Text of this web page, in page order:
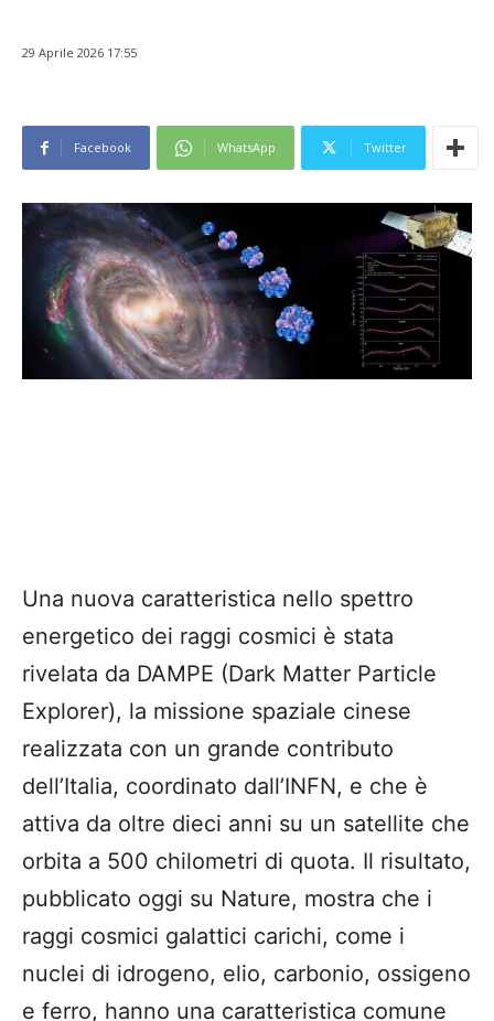
29 Aprile 2026 17:55
Facebook WhatsApp Twitter
Una nuova caratteristica nello spettro
energetico dei raggi cosmici è stata
rivelata da DAMPE (Dark Matter Particle
Explorer), la missione spaziale cinese
realizzata con un grande contributo
dell’Italia, coordinato dall’INFN, e che è
attiva da oltre dieci anni su un satellite che
orbita a 500 chilometri di quota. Il risultato,
pubblicato oggi su Nature, mostra che i
raggi cosmici galattici carichi, come i
nuclei di idrogeno, elio, carbonio, ossigeno
e ferro, hanno una caratteristica comune